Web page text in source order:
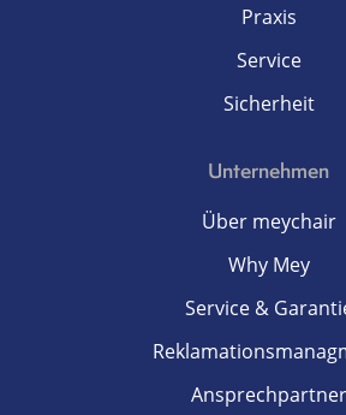
Praxis
Service
Sicherheit
Unternehmen
Über meychair
Why Mey
Service &
Ansprechpartner